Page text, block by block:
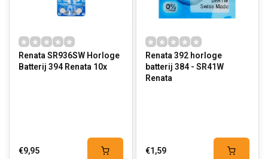
Renata SR936SW Horloge
Batterij 394 Renata 10x
€9,95
Renata 392 horloge
batterij 384 - SR41W
Renata
€1,59